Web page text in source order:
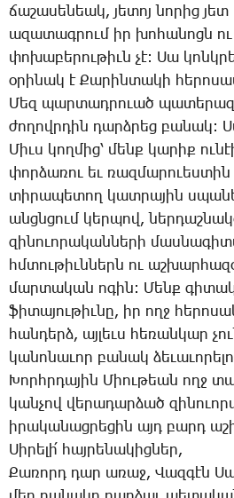
ճա­շա­սե­նեակ, յե­տոյ նո­րից յետ
ա­զա­տագ­րում իր խո­հա­նոցն
փո­խա­բե­րու­թիւն չէ: ­Սա
օ­րի­նակ է ­Քա­րին­տա­կի
­Մեզ պար­տադ­րո­ւած
ժո­ղովր­դին դարձ­րեց բա­նակ:
­Միւս կող­մից՝ մենք կա­րիք
փոր­ձա­ռու եւ
տի­րա­պե­տող կատ­րա­յին
անցն­ցում կեր­պով,
զի­նո­ւո­րա­կան­նե­րի
հմտու­թիւն­ներն ու
մար­տա­կան ո­գին: ­Մենք
ֆի­տա­յու­թիւ­նը, իր ողջ
հան­դերձ, այ­լեւս հե­ռան­կար
կա­նո­նա­ւոր բա­նակ
­Խորհր­դա­յին ­Միու­թեան ողջ
կան­չով վե­րա­դար­ձած
ի­րա­կա­նաց­րե­ցին այդ բարդ
­Սի­րե­լի՛ հայ­րե­նա­կից­ներ,
­Քա­ռորդ դար ա­ռաջ, ­Վազ­գէն